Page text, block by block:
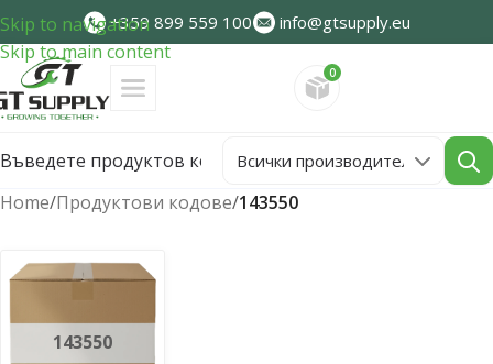
Skip to navigation
Skip to main content
+359 899 559 100 info@gtsupply.eu
0
Home/Продуктови кодове/143550
143550